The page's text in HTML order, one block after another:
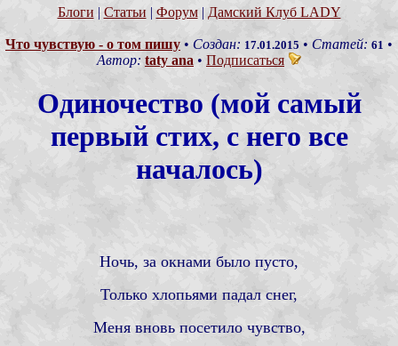
Блоги | Статьи | Форум| Дамский Клуб LADY
Что чувствую - о том пишу • Создан: 17.01.2015 • Статей: 61 •
Автор: taty ana • Подписаться
Одиночество (мой самый
первый стих, с него все
началось)
Ночь, за окнами было пусто,
Только хлопьями падал снег,
Меня вновь посетило чувство,